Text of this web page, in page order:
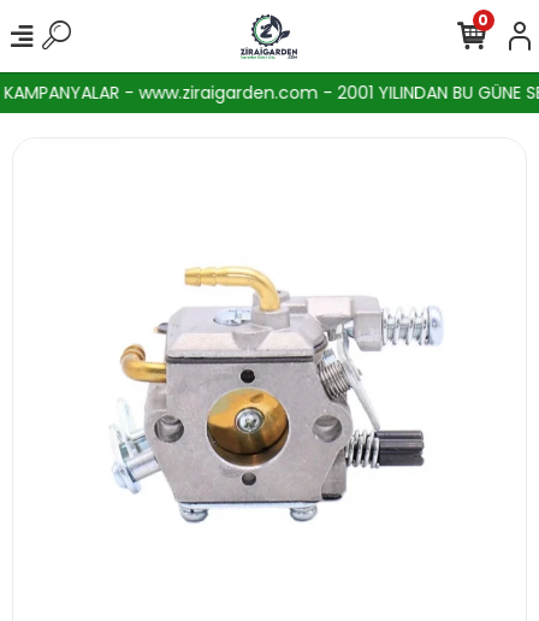
- www.ziraigarden.com - 2001 YILINDAN BU GÜNE
0